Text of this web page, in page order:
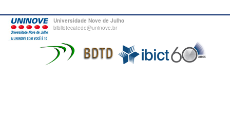
Universidade Nove de Julho
bibliotecatede@uninove.br